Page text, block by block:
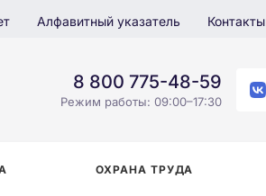
Алфавитный указатель Контакты
8 800 775-48-59
Режим работы: 09:00–17:30
ОХРАНА ТРУДА